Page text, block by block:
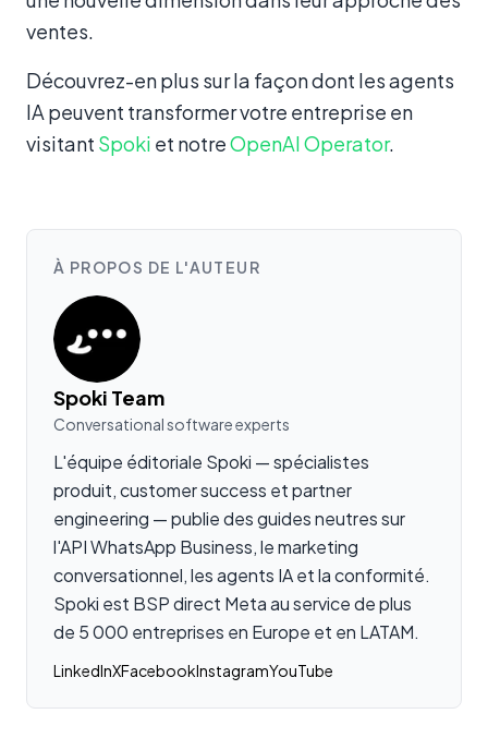
ventes.
Découvrez-en plus sur la façon dont les agents
IA peuvent transformer votre entreprise en
visitant Spoki et notreOpenAI Operator.
À PROPOS DE L'AUTEUR
Spoki Team
Conversational software experts
L'équipe éditoriale Spoki — spécialistes
produit, customer success et partner
engineering — publie des guides neutres sur
l'API WhatsApp Business, le marketing
conversationnel, les agents IA et la conformité.
Spoki est BSP direct Meta au service de plus
de 5 000 entreprises en Europe et en LATAM.
LinkedInXFacebookInstagramYouTube